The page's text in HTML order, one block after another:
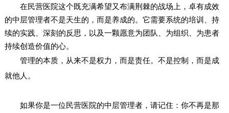
在民营医院这个既充满希望又布满荆棘的战场上，卓有成效
的中层管理者不是天生的，而是养成的。它需要系统的培训、持
续的实践、深刻的反思，以及一颗愿意为团队、为组织、为患者
持续创造价值的心。
管理的本质，从来不是权力，而是责任。不是控制，而是成
就他人。
如果你是一位民营医院的中层管理者，请记住：你不再是那